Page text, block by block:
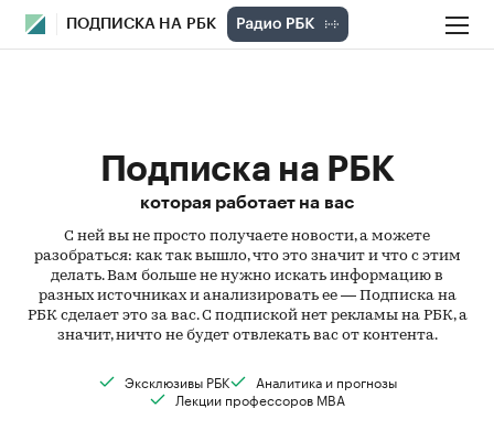
ПОДПИСКА НА РБК
Подписка на РБК
которая работает на вас
С ней вы не просто получаете новости, а можете
разобраться: как так вышло, что это значит и что с этим
делать. Вам больше не нужно искать информацию в
разных источниках и анализировать ее — Подписка на
РБК сделает это за вас. С подпиской нет рекламы на РБК, а
значит, ничто не будет отвлекать вас от контента.
Эксклюзивы РБК
Аналитика и прогнозы
Лекции профессоров MBA